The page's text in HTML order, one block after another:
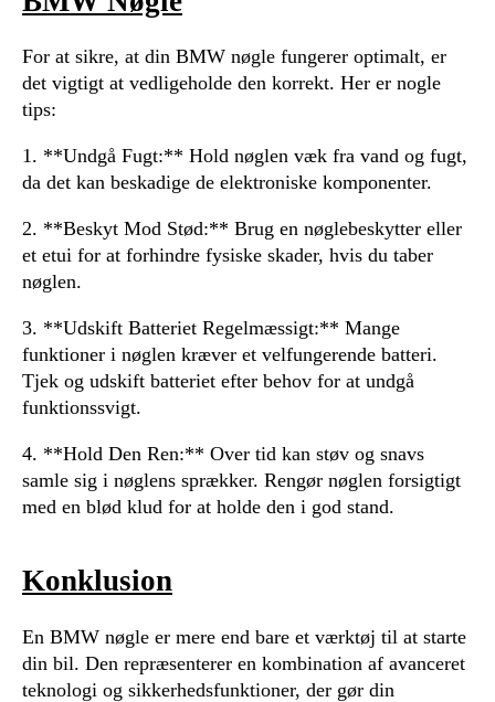
For at sikre, at din BMW nøgle fungerer optimalt, er
det vigtigt at vedligeholde den korrekt. Her er nogle
tips:
1. **Undgå Fugt:** Hold nøglen væk fra vand og fugt,
da det kan beskadige de elektroniske komponenter.
2. **Beskyt Mod Stød:** Brug en nøglebeskytter eller
et etui for at forhindre fysiske skader, hvis du taber
nøglen.
3. **Udskift Batteriet Regelmæssigt:** Mange
funktioner i nøglen kræver et velfungerende batteri.
Tjek og udskift batteriet efter behov for at undgå
funktionssvigt.
4. **Hold Den Ren:** Over tid kan støv og snavs
samle sig i nøglens sprækker. Rengør nøglen forsigtigt
med en blød klud for at holde den i god stand.
Konklusion
En BMW nøgle er mere end bare et værktøj til at starte
din bil. Den repræsenterer en kombination af avanceret
teknologi og sikkerhedsfunktioner, der gør din